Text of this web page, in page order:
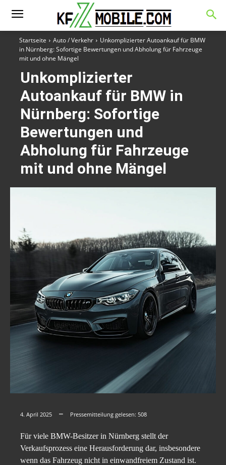
Startseite Auto / Verkehr
Unkomplizierter Autoankauf für BMW
in Nürnberg: Sofortige Bewertungen und Abholung für Fahrzeuge
mit und ohne Mängel
Unkomplizierter
Autoankauf für BMW in
Nürnberg: Sofortige
Bewertungen und
Abholung für Fahrzeuge
mit und ohne Mängel
4. April 2025 Pressemitteilung gelesen: 508
Für viele BMW-Besitzer in Nürnberg stellt der
Verkaufsprozess eine Herausforderung dar, insbesondere
wenn das Fahrzeug nicht in einwandfreiem Zustand ist.